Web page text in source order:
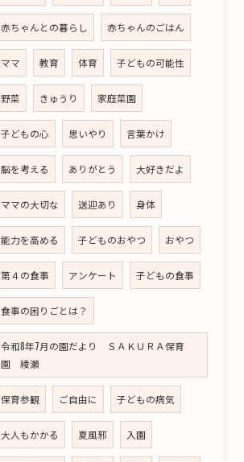
赤ちゃんとの暮らし 赤ちゃんのごはん
ママ 教育 体育 子どもの可能性
野菜 きゅうり 家庭菜園
子どもの心 思いやり 言葉かけ
脳を考える ありがとう 大好きだよ
ママの大切な 送迎あり 身体
能力を高める 子どものおやつ おやつ
第４の食事 アンケート 子どもの食事
食事の困りごとは？
令和8年7月の園だより ＳＡＫＵＲＡ保育
園 綾瀬
保育参観 ご自由に 子どもの病気
大人もかかる 夏風邪 入園